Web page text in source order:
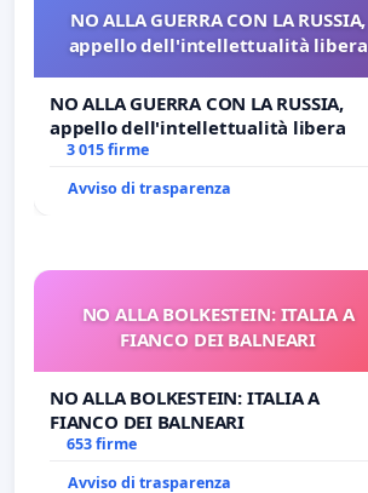
NO ALLA GUERRA CON LA RUSSIA,
appello dell'intellettualità libera
NO ALLA GUERRA CON LA RUSSIA,
appello dell'intellettualità libera
3 015 firme
Avviso di trasparenza
NO ALLA BOLKESTEIN: ITALIA A
FIANCO DEI BALNEARI
NO ALLA BOLKESTEIN: ITALIA A
FIANCO DEI BALNEARI
653 firme
Avviso di trasparenza